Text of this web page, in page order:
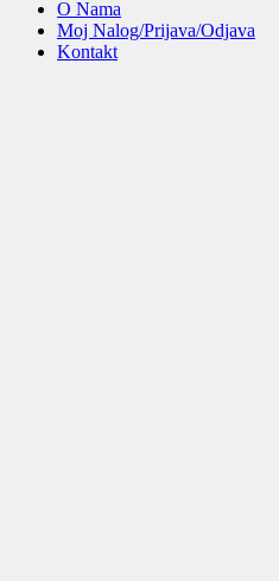
O Nama
Moj Nalog/Prijava/Odjava
Kontakt